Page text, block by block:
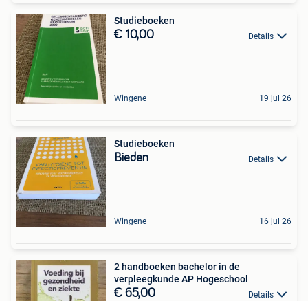
Studieboeken
€ 10,00 Details
Wingene 19 jul 26
Studieboeken
Bieden Details
Wingene 16 jul 26
2 handboeken bachelor in de
verpleegkunde AP Hogeschool
€ 65,00 Details